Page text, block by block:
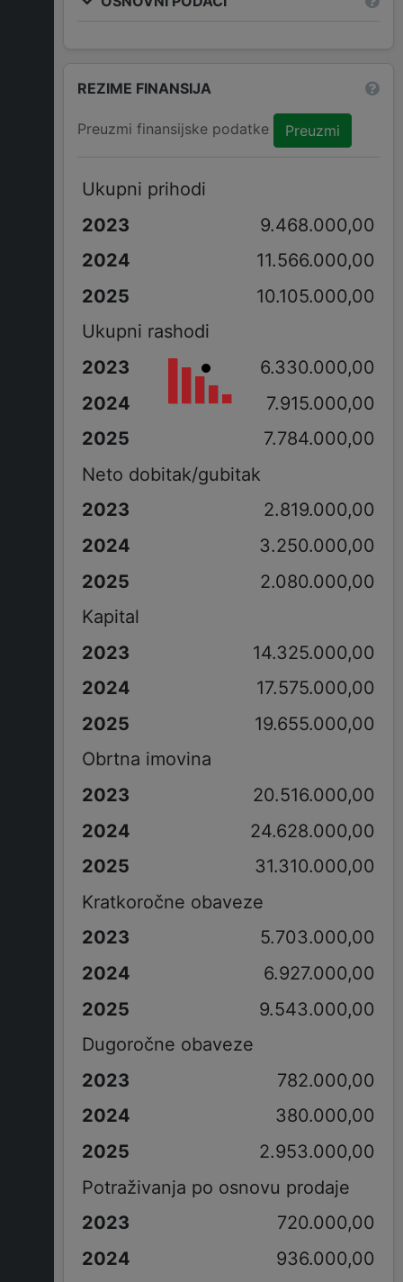
REZIME FINANSIJA
Preuzmi finansijske podatke Preuzmi
Ukupni prihodi
9.468.000,00
11.566.000,00
10.105.000,00
Ukupni rashodi
6.330.000,00
7.915.000,00
7.784.000,00
Neto dobitak/gubitak
2.819.000,00
3.250.000,00
2.080.000,00
Kapital
14.325.000,00
17.575.000,00
19.655.000,00
Obrtna imovina
20.516.000,00
24.628.000,00
31.310.000,00
Kratkoročne obaveze
5.703.000,00
6.927.000,00
9.543.000,00
Dugoročne obaveze
782.000,00
380.000,00
2.953.000,00
Potraživanja po osnovu prodaje
720.000,00
936.000,00